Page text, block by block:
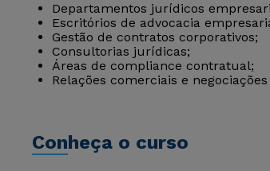
Departamentos jurídicos
Escritórios de advocacia
Gestão de contratos corporativos;
Consultorias jurídicas;
Áreas de compliance contratual;
Relações comerciais e
Conheça o curso